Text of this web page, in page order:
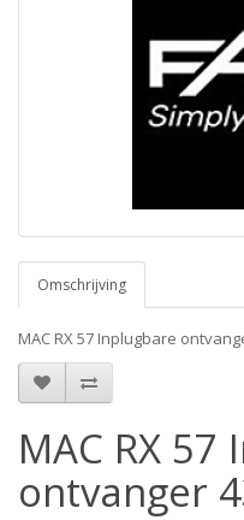
Omschrijving
MAC RX 57 Inplugbare
MAC RX
ontvanger